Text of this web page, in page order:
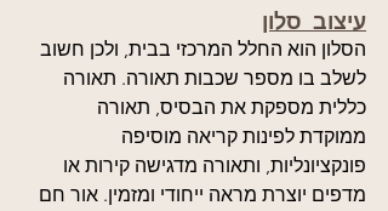
עיצוב סלון
הסלון הוא החלל המרכזי בבית, ולכן חשוב
לשלב בו מספר שכבות תאורה. תאורה
כללית מספקת את הבסיס, תאורה
ממוקדת לפינות קריאה מוסיפה
פונקציונליות, ותאורה מדגישה קירות או
מדפים יוצרת מראה ייחודי ומזמין. אור חם